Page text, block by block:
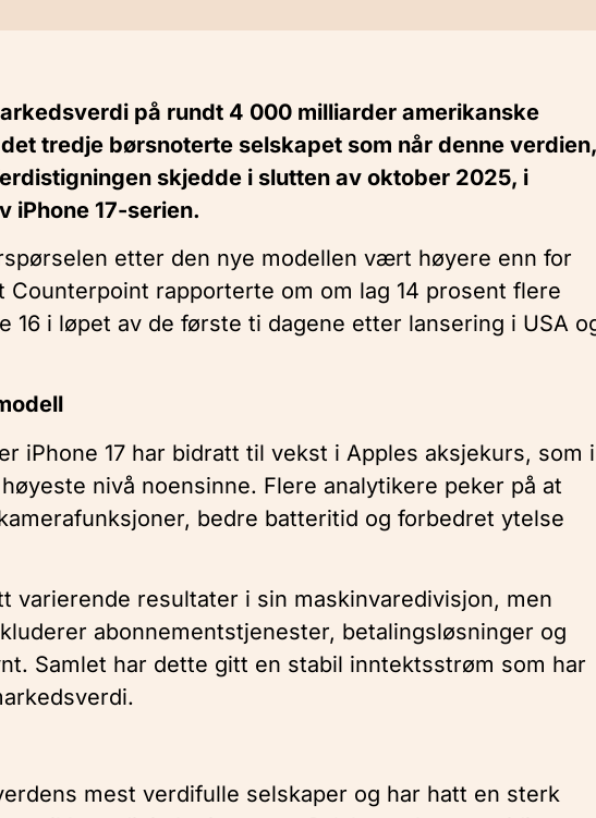
på rundt 4 000 milliarder amerikanske
tredje børsnoterte selskapet som når denne verdien,
skjedde i slutten av oktober 2025, i
iPhone 17-serien.
etter den nye modellen vært høyere enn for
Counterpoint rapporterte om om lag 14 prosent flere
16 i løpet av de første ti dagene etter lansering i USA
iPhone 17 har bidratt til vekst i Apples aksjekurs, som i
nivå noensinne. Flere analytikere peker på at
bedre batteritid og forbedret ytelse
varierende resultater i sin maskinvaredivisjon, men
abonnementstjenester, betalingsløsninger og
Samlet har dette gitt en stabil inntektsstrøm som har
mest verdifulle selskaper og har hatt en sterk